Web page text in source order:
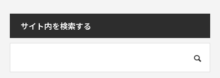
サイト内を検索する